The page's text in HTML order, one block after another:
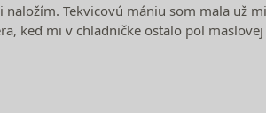
Tekvicovú mániu som mala už
keď mi v chladničke ostalo pol